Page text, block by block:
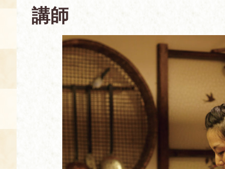
FAQ
食の海援隊・陸援隊 会員限定
展示室のご紹介
お土産コーナー
レンタル
備品リスト
空き状況・ご予約
使用料・お支払い方法
団体向け見学・体験
食の語り部の部屋
講師